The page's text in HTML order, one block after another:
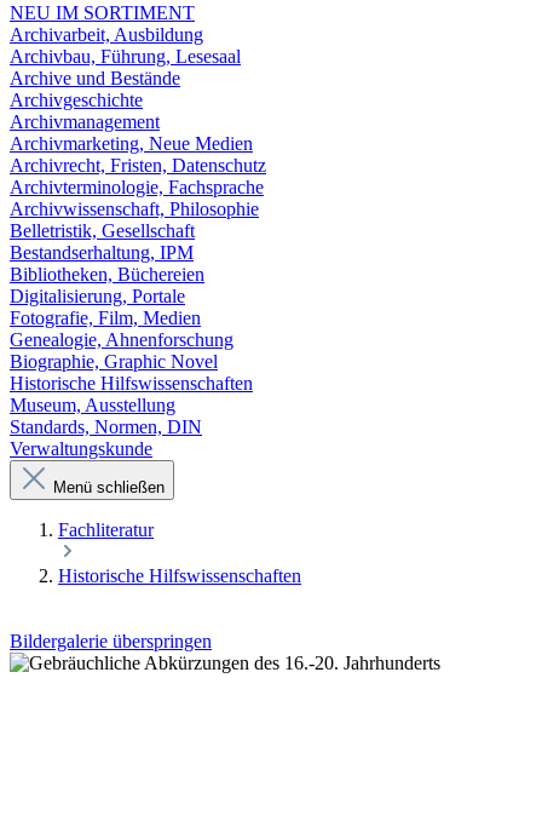
NEU IM SORTIMENT
Archivarbeit, Ausbildung
Archivbau, Führung, Lesesaal
Archive und Bestände
Archivgeschichte
Archivmanagement
Archivmarketing, Neue Medien
Archivrecht, Fristen, Datenschutz
Archivterminologie, Fachsprache
Archivwissenschaft, Philosophie
Belletristik, Gesellschaft
Bestandserhaltung, IPM
Bibliotheken, Büchereien
Digitalisierung, Portale
Fotografie, Film, Medien
Genealogie, Ahnenforschung
Biographie, Graphic Novel
Historische Hilfswissenschaften
Museum, Ausstellung
Standards, Normen, DIN
Verwaltungskunde
Menü schließen
Fachliteratur
Historische Hilfswissenschaften
Bildergalerie überspringen